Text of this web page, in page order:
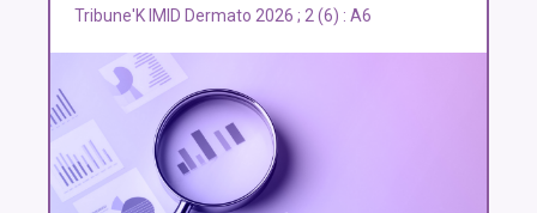
Tribune'K IMID Dermato 2026 ; 2 (6) : A6